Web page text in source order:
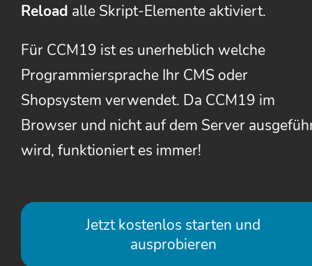
Reload alle Skript-Elemente aktiviert.
Für CCM19 ist es unerheblich welche
Programmiersprache Ihr CMS oder
Shopsystem verwendet. Da CCM19 im
Browser und nicht auf dem Server
wird, funktioniert es immer!
Jetzt kostenlos starten und
ausprobieren